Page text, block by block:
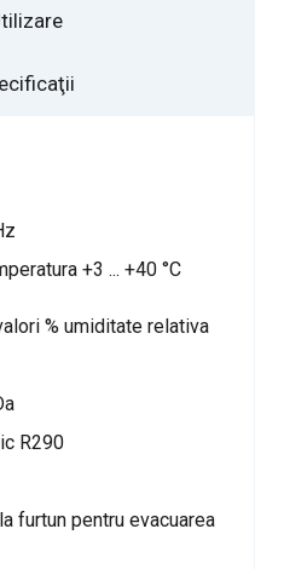
+3 ... +40 °C
% umiditate relativa
R290
furtun pentru evacuarea